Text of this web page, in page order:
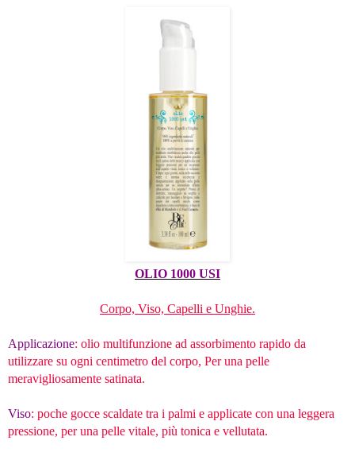
OLIO 1000 USI
Corpo, Viso, Capelli e Unghie.
Applicazione: olio multifunzione ad assorbimento rapido da
utilizzare su ogni centimetro del corpo, Per una pelle
meravigliosamente satinata.
Viso: poche gocce scaldate tra i palmi e applicate con una leggera
pressione, per una pelle vitale, più tonica e vellutata.